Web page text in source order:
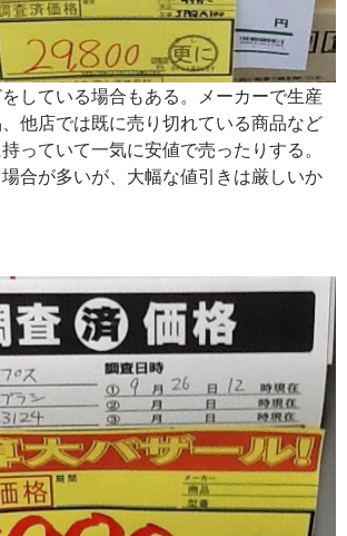
している場合もある。メーカーで生産
他店では既に売り切れている商品など
っていて一気に安値で売ったりする。
合が多いが、大幅な値引きは厳しいか